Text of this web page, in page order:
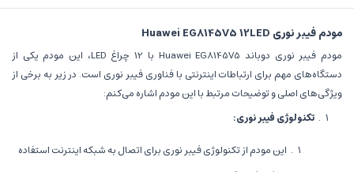
مودم فیبر نوری Huawei EG8145V5 12LED
مودم فیبر نوری دوباند Huawei EG8145V5 با 12 چراغ LED، این مودم یکی از
دستگاه‌های مهم برای ارتباطات اینترنتی با فناوری فیبر نوری است. در زیر به برخی از
ویژگی‌های اصلی و توضیحات مرتبط با این مودم اشاره می‌کنم:
تکنولوژی فیبر نوری:
این مودم از تکنولوژی فیبر نوری برای اتصال به شبکه اینترنت استفاده